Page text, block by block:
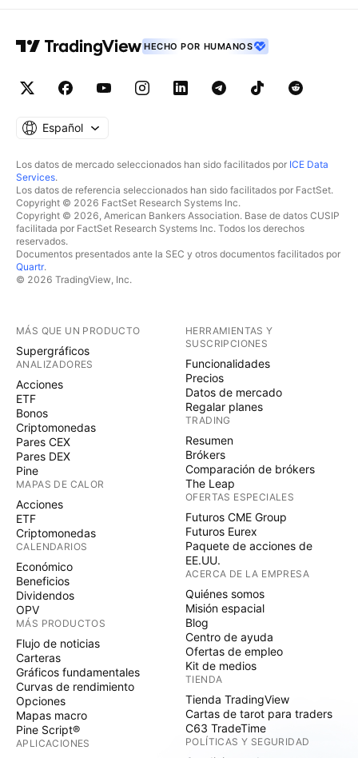
HECHO POR HUMANOS
Español
Los datos de mercado seleccionados han sido facilitados por ICE Data
Services.
Los datos de referencia seleccionados han sido facilitados por FactSet.
Copyright © 2026 FactSet Research Systems Inc.
Copyright © 2026, American Bankers Association. Base de datos CUSIP
facilitada por FactSet Research Systems Inc. Todos los derechos
reservados.
Documentos presentados ante la SEC y otros documentos facilitados por
Quartr.
© 2026 TradingView, Inc.
MÁS QUE UN PRODUCTO
Supergráficos
ANALIZADORES
Acciones
ETF
Bonos
Criptomonedas
Pares CEX
Pares DEX
Pine
MAPAS DE CALOR
Acciones
ETF
Criptomonedas
CALENDARIOS
Económico
Beneficios
Dividendos
OPV
MÁS PRODUCTOS
Flujo de noticias
Carteras
Gráficos fundamentales
Curvas de rendimiento
Opciones
Mapas macro
Pine Script®
APLICACIONES
HERRAMIENTAS Y
SUSCRIPCIONES
Funcionalidades
Precios
Datos de mercado
Regalar planes
TRADING
Resumen
Brókers
Comparación de brókers
The Leap
OFERTAS ESPECIALES
Futuros CME Group
Futuros Eurex
Paquete de acciones de
EE.UU.
ACERCA DE LA EMPRESA
Quiénes somos
Misión espacial
Blog
Centro de ayuda
Ofertas de empleo
Kit de medios
TIENDA
Tienda TradingView
Cartas de tarot para traders
C63 TradeTime
POLÍTICAS Y SEGURIDAD